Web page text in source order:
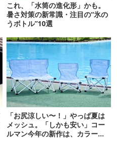
これ、「水筒の進化形」かも。
暑さ対策の新常識・注目の“氷の
うボトル”10選
「お尻涼しい〜！」やっぱ夏は
メッシュ。「しかも安い」コー
ルマン今年の新作は、カラーも